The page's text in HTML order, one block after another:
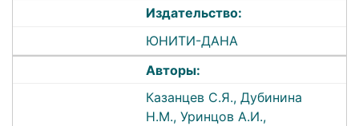
Издательство:
ЮНИТИ-ДАНА
Авторы:
Казанцев С.Я., Дубинина
Н.М., Уринцов А.И.,